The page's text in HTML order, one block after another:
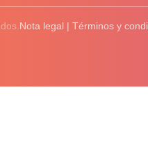
Nota legal | Términos y